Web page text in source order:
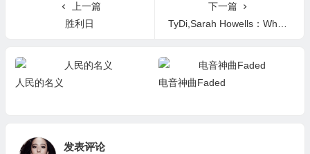
上一篇
胜利日
下一篇
TyDi,Sarah Howells：When I Go
人民的名义 电音神曲Faded
发表评论